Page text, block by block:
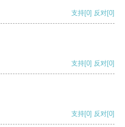
支持[0] 反对[0]
支持[0] 反对[0]
支持[0] 反对[0]